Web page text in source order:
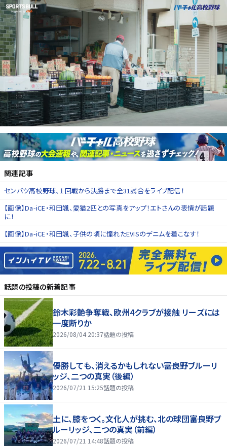
関連記事
センバツ高校野球、１回戦から決勝まで全31試合をライブ配信！
【画像】Da-iCE・和田颯、愛猫2匹との写真をアップ！エトさんの表情が話題
に！
【画像】Da-iCE・和田颯、子供の頃に憧れたEVISのデニムを着こなす！
話題の投稿の新着記事
鈴木彩艶争奪戦、欧州4クラブが接触 リーズには
一度断りか
2026/08/04 20:37話題の投稿
優勝しても、消えるかもしれない――富良野ブルーリ
ッジ、二つの真実（後編）
2026/07/21 15:25話題の投稿
土に、膝をつく。文化人が挑む、北の球団――富良野ブ
ルーリッジ、二つの真実（前編）
2026/07/21 14:48話題の投稿